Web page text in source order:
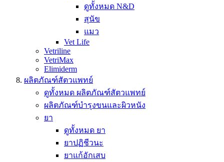
ดูทั้งหมด N&D
สุนัข
แมว
Vet Life
Vetriline
VetriMax
Elimiderm
ผลิตภัณฑ์สัตวแพทย์
ดูทั้งหมด ผลิตภัณฑ์สัตวแพทย์
ผลิตภัณฑ์บำรุงขนและผิวหนัง
ยา
ดูทั้งหมด ยา
ยาปฏิชีวนะ
ยาแก้อักเสบ